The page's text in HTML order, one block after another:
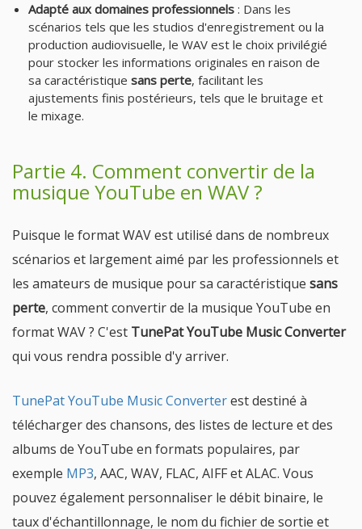
Adapté aux domaines professionnels : Dans les
scénarios tels que les studios d'enregistrement ou la
production audiovisuelle, le WAV est le choix privilégié
pour stocker les informations originales en raison de
sa caractéristique sans perte, facilitant les
ajustements finis postérieurs, tels que le bruitage et
le mixage.
Partie 4. Comment convertir de la
musique YouTube en WAV ?
Puisque le format WAV est utilisé dans de nombreux
scénarios et largement aimé par les professionnels et
les amateurs de musique pour sa caractéristique sans
perte, comment convertir de la musique YouTube en
format WAV ? C'est TunePat YouTube Music Converter
qui vous rendra possible d'y arriver.
TunePat YouTube Music Converterest destiné à
télécharger des chansons, des listes de lecture et des
albums de YouTube en formats populaires, par
exemple MP3, AAC, WAV, FLAC, AIFF et ALAC. Vous
pouvez également personnaliser le débit binaire, le
taux d'échantillonnage, le nom du fichier de sortie et